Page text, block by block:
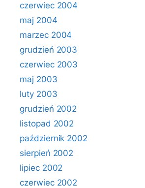
czerwiec 2004
maj 2004
marzec 2004
grudzień 2003
czerwiec 2003
maj 2003
luty 2003
grudzień 2002
listopad 2002
październik 2002
sierpień 2002
lipiec 2002
czerwiec 2002